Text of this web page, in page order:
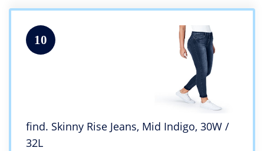
10
find. Skinny Rise Jeans, Mid Indigo, 30W /
32L